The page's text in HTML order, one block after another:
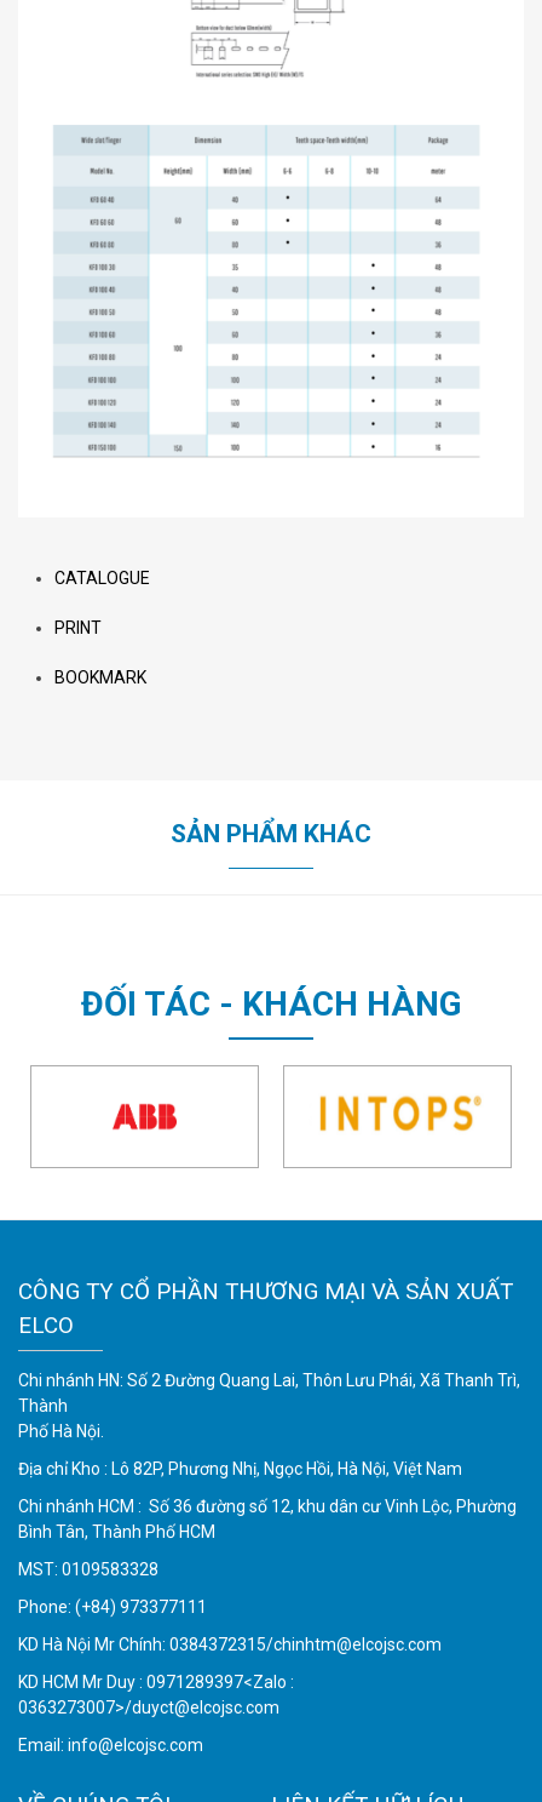
CATALOGUE
PRINT
BOOKMARK
SẢN PHẨM KHÁC
ĐỐI TÁC - KHÁCH HÀNG
CÔNG TY CỔ PHẦN THƯƠNG MẠI VÀ SẢN XUẤT
ELCO
Chi nhánh HN: Số 2 Đường Quang Lai, Thôn Lưu Phái, Xã Thanh Trì,
Thành
Phố Hà Nội.
Địa chỉ Kho : Lô 82P, Phương Nhị, Ngọc Hồi, Hà Nội, Việt Nam
Chi nhánh HCM : Số 36 đường số 12, khu dân cư Vinh Lộc, Phường
Bình Tân, Thành Phố HCM
MST: 0109583328
Phone: (+84) 973377111
KD Hà Nội Mr Chính: 0384372315/chinhtm@elcojsc.com
KD HCM Mr Duy : 0971289397<Zalo :
0363273007>/duyct@elcojsc.com
Email: info@elcojsc.com